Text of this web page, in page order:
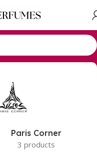
Paris Corner
3 products